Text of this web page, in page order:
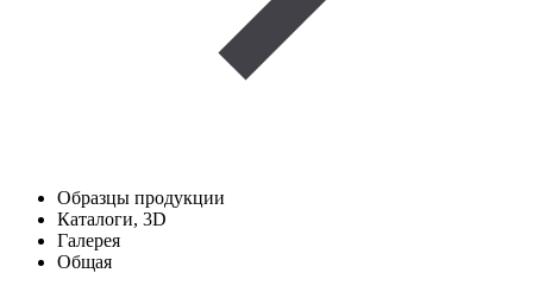
Образцы продукции
Каталоги, 3D
Галерея
Общая